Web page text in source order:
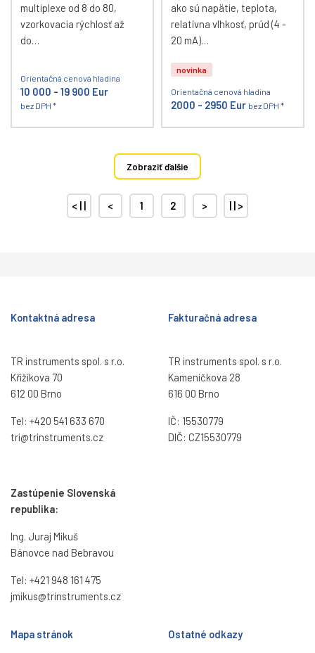
multiplexe od 8 do 80,
vzorkovacia rýchlosť až
do…
Orientačná cenová hladina
10 000 - 19 900 Eur
bez DPH *
ako sú napätie, teplota,
relatívna vlhkosť, prúd (4 -
20 mA)…
novinka
Orientačná cenová hladina
2000 - 2950 Eur bez DPH *
Zobraziť ďalšie
< | | < 1 2 > | | >
Kontaktná adresa
TR instruments spol. s r.o.
Křižíkova 70
612 00 Brno
Tel: +420 541 633 670
tri@trinstruments.cz
Zastúpenie Slovenská
republika:
Ing. Juraj Mikuš
Bánovce nad Bebravou
Tel: +421 948 161 475
jmikus@trinstruments.cz
Fakturačná adresa
TR instruments spol. s r.o.
Kameníčkova 28
616 00 Brno
IČ: 15530779
DIČ: CZ15530779
Mapa stránok Ostatné odkazy